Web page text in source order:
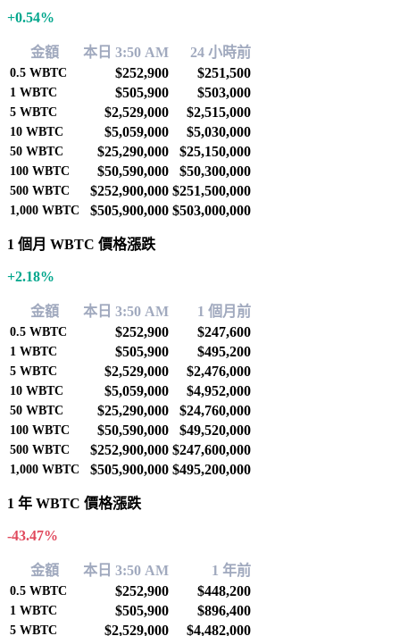
+0.54%
金額 本日 3:50 AM 24 小時前
0.5 WBTC $252,900 $251,500
1 WBTC $505,900 $503,000
5 WBTC $2,529,000 $2,515,000
10 WBTC $5,059,000 $5,030,000
50 WBTC $25,290,000 $25,150,000
100 WBTC $50,590,000 $50,300,000
500 WBTC $252,900,000 $251,500,000
1,000 WBTC $505,900,000 $503,000,000
1 個月 WBTC 價格漲跌
+2.18%
金額 本日 3:50 AM 1 個月前
0.5 WBTC $252,900 $247,600
1 WBTC $505,900 $495,200
5 WBTC $2,529,000 $2,476,000
10 WBTC $5,059,000 $4,952,000
50 WBTC $25,290,000 $24,760,000
100 WBTC $50,590,000 $49,520,000
500 WBTC $252,900,000 $247,600,000
1,000 WBTC $505,900,000 $495,200,000
1 年 WBTC 價格漲跌
-43.47%
金額 本日 3:50 AM 1 年前
0.5 WBTC $252,900 $448,200
1 WBTC $505,900 $896,400
5 WBTC $2,529,000 $4,482,000